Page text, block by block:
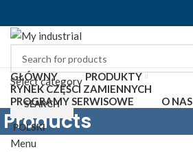
Select category
SEARCH
POLSKI
Menu
GŁÓWNY
PRODUKTY
RYNEK CZĘŚCI ZAMIENNYCH
PROGRAMY SERWISOWE
O NAS
Products